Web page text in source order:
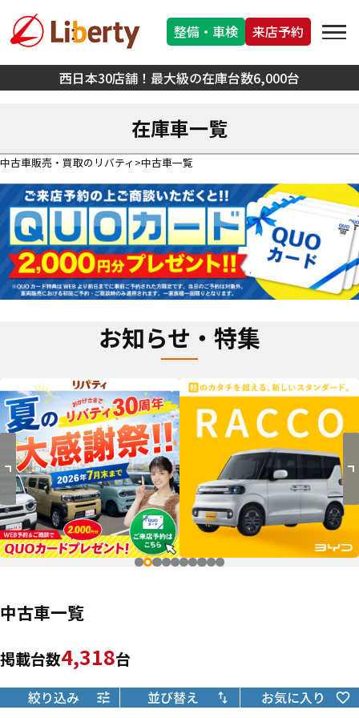
西日本30店舗！最大級の在庫台数6,000台
整備・車検 来店予約
在庫車一覧
中古車販売・買取のリバティ 中古車一覧
お知らせ・特集
中古車一覧
掲載台数4,318台
絞り込み 並び替え お気に入り